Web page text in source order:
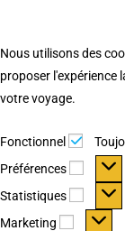
Nous utilisons des
proposer l'expérience
votre voyage.
Fonctionnel
Préférences
Statistiques
Marketing